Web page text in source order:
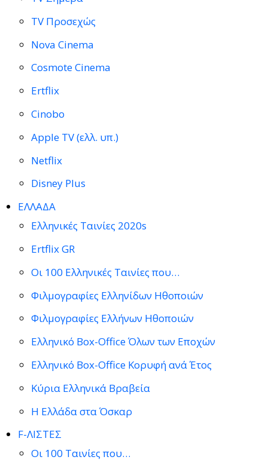
TV Προσεχώς
Nova Cinema
Cosmote Cinema
Ertflix
Cinobo
Apple TV (ελλ. υπ.)
Netflix
Disney Plus
ΕΛΛΑΔΑ
Ελληνικές Ταινίες 2020s
Ertflix GR
Οι 100 Ελληνικές Ταινίες που…
Φιλμογραφίες Ελληνίδων Ηθοποιών
Φιλμογραφίες Ελλήνων Ηθοποιών
Ελληνικό Box-Office Όλων των Εποχών
Ελληνικό Box-Office Κορυφή ανά Έτος
Κύρια Ελληνικά Βραβεία
Η Ελλάδα στα Όσκαρ
F-ΛΙΣΤΕΣ
Οι 100 Ταινίες που…